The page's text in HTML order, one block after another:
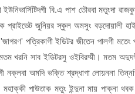
বি.এ পাশ তৌরবা মতুংদা
প্রাইভেট জুনিয়র স্কুল অমসুং বড়দোয়ালী
'জাগরণ' পত্রিকাগী ইডিটর জীতেন পালগী
খরনি সাব ইডিটরসু ওইবিরম্মী। মতম
নক্লবা অমদি ভক্তি শ্রদ্ধাগা লোয়ননা
পাউতাক মতুং ইন্দুনা মায় পাক্না